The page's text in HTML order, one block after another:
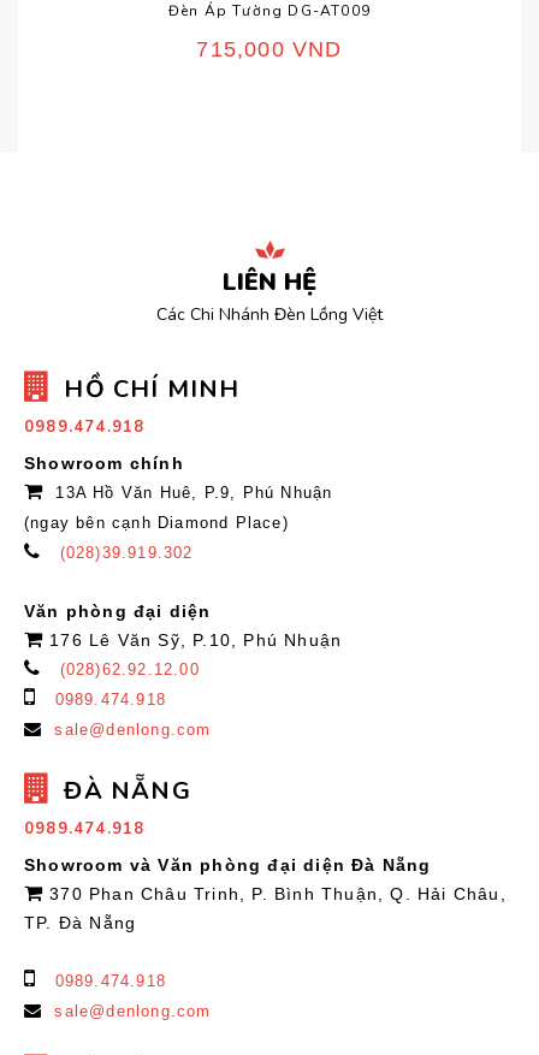
Đèn Áp Tường DG-AT009
715,000 VND
LIÊN HỆ
Các Chi Nhánh Đèn Lồng Việt
HỒ CHÍ MINH
0989.474.918
Showroom chính
13A Hồ Văn Huê, P.9, Phú Nhuận
(ngay bên cạnh Diamond Place)
(028)39.919.302
Văn phòng đại diện
176 Lê Văn Sỹ, P.10, Phú Nhuận
(028)62.92.12.00
0989.474.918
sale@denlong.com
ĐÀ NẴNG
0989.474.918
Showroom và Văn phòng đại diện Đà Nẵng
370 Phan Châu Trinh, P. Bình Thuận, Q. Hải Châu,
TP. Đà Nẵng
0989.474.918
sale@denlong.com